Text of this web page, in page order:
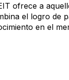
ofrece a
el logro
en el